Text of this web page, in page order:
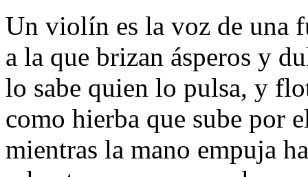
Un violín es la voz de una
a la que brizan ásperos y
lo sabe quien lo pulsa, y
como hierba que sube por
mientras la mano empuja